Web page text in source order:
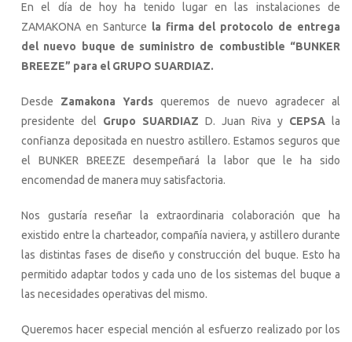
En el día de hoy ha tenido lugar en las instalaciones de
ZAMAKONA en Santurce la firma del protocolo de entrega
del nuevo buque de suministro de combustible “BUNKER
BREEZE” para el GRUPO SUARDIAZ.
Desde Zamakona Yards queremos de nuevo agradecer al
presidente del Grupo SUARDIAZ D. Juan Riva y CEPSA la
confianza depositada en nuestro astillero. Estamos seguros que
el BUNKER BREEZE desempeñará la labor que le ha sido
encomendad de manera muy satisfactoria.
Nos gustaría reseñar la extraordinaria colaboración que ha
existido entre la charteador, compañía naviera, y astillero durante
las distintas fases de diseño y construcción del buque. Esto ha
permitido adaptar todos y cada uno de los sistemas del buque a
las necesidades operativas del mismo.
Queremos hacer especial mención al esfuerzo realizado por los